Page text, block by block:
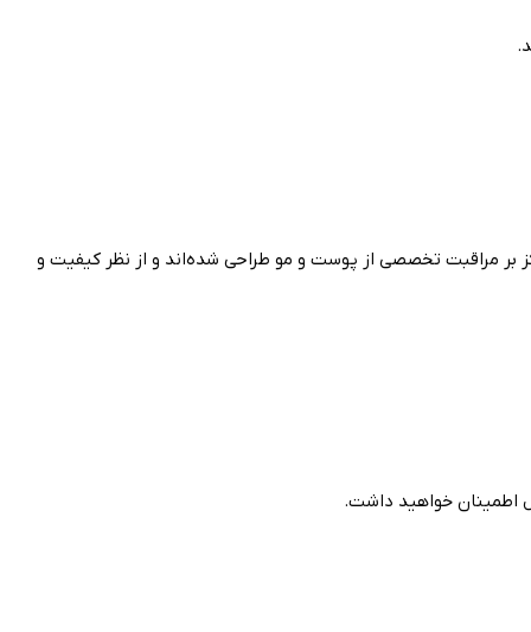
۱۳۶۱ آغاز کرده است. محصولات هیدرودرم با تمرکز بر مراقبت تخصصی از پوست و مو طراحی شده‌اند و از نظر کیفیت و
اطمینان خواهید داشت.